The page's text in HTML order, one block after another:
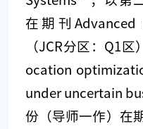
在期刊Advanced
（JCR分区：Q1
ocation
under uncertain
份（导师一作）在